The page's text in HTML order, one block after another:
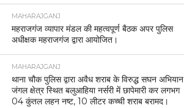
MAHARAJGANJ
महराजगंज व्यापार मंडल की महत्वपूर्ण बैठक अपर पुलिस
अधीक्षक महराजगंज द्वारा आयोजित।
MAHARAJGANJ
थाना चौक पुलिस द्वारा अवैध शराब के विरुद्ध सघन अभियान
जंगल क्षेत्र स्थित बलुआहिया नर्सरी में छापेमारी कर लगभग
04 कुंतल लहन नष्ट, 10 लीटर कच्ची शराब बरामद।